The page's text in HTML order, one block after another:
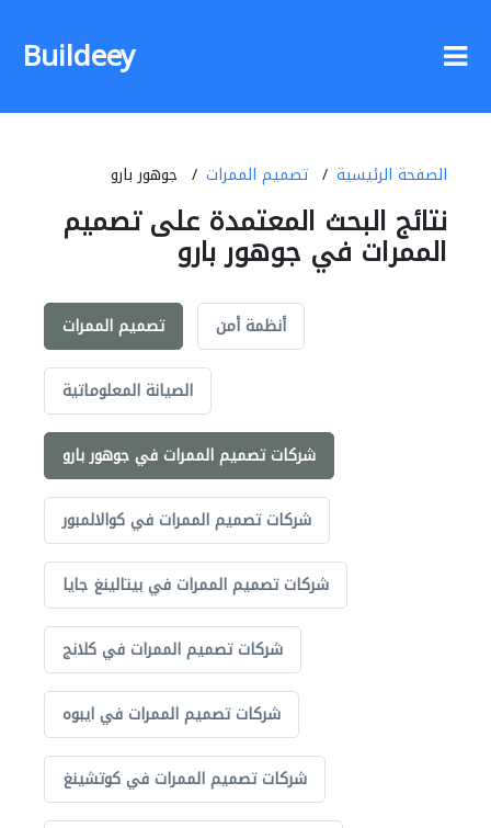
Buildeey
الصفحة الرئيسية تصميم الممرات جوهور بارو
نتائج البحث المعتمدة على تصميم
الممرات في جوهور بارو
تصميم الممرات أنظمة أمن
الصيانة المعلوماتية
شركات تصميم الممرات في جوهور بارو
شركات تصميم الممرات في كوالالمبور
شركات تصميم الممرات في بيتالينغ جايا
شركات تصميم الممرات في كلانج
شركات تصميم الممرات في ايبوه
شركات تصميم الممرات في كوتشينغ